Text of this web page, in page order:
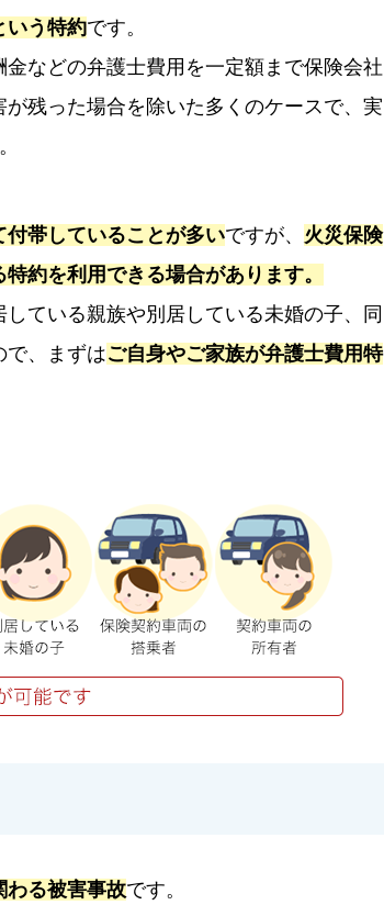
いう特約です。
などの弁護士費用を一定額まで保険会社
残った場合を除いた多くのケースで、実
帯していることが多いですが、 火災保険
約を利用できる場合があります。
ている親族や別居している未婚の子、同
で、まずはご自身やご家族が弁護士費用特
わる被害事故です。